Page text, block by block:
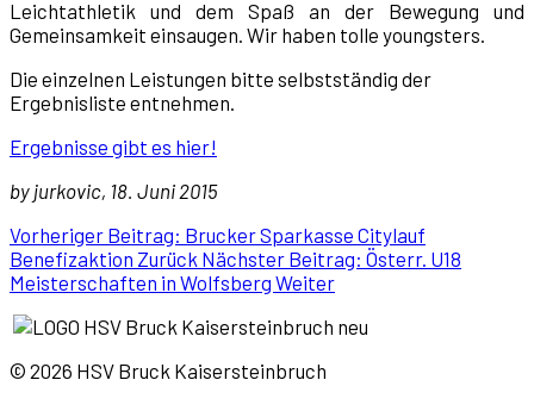
Leichtathletik und dem Spaß an der Bewegung und
Gemeinsamkeit einsaugen. Wir haben tolle youngsters.
Die einzelnen Leistungen bitte selbstständig der
Ergebnisliste entnehmen.
Ergebnisse gibt es hier!
by jurkovic, 18. Juni 2015
Vorheriger Beitrag: Brucker Sparkasse Citylauf
Benefizaktion Zurück Nächster Beitrag: Österr. U18
Meisterschaften in Wolfsberg Weiter
© 2026 HSV Bruck Kaisersteinbruch